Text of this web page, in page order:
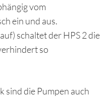
vom
ein und aus.
schaltet der HPS 2 die
so
sind die Pumpen auch